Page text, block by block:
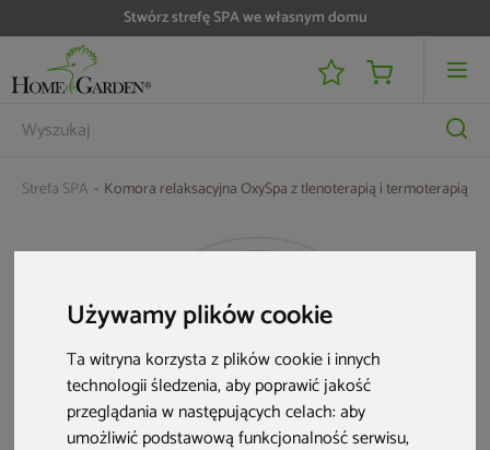
Używamy plików cookie
Ta witryna korzysta z plików cookie i innych
technologii śledzenia, aby poprawić jakość
przeglądania w następujących celach:aby
umożliwić podstawową funkcjonalność serwisu,
Stwórz strefę SPA we własnym domu
Do 25 000 zł zwrotu na kartę i raty RRSO 0%
Strefa SPA Komora relaksacyjna OxySpa z tlenoterapią i termoterapią